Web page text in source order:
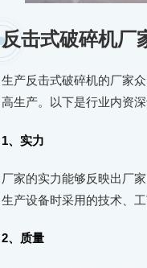
反击式破碎机厂
生产反击式破碎机的厂家
高生产。以下是行业内资
1、实力
厂家的实力能够反映出厂
生产设备时采用的技术、
2、质量